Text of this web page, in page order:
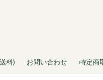
料) お問い合わせ 特定商